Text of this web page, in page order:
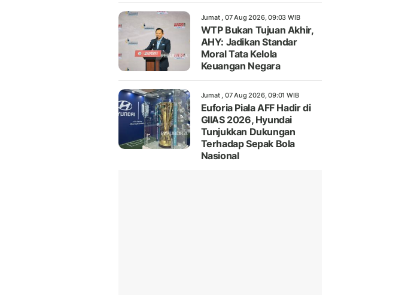
Jumat , 07 Aug 2026, 09:03 WIB
WTP Bukan Tujuan Akhir,
AHY: Jadikan Standar
Moral Tata Kelola
Keuangan Negara
Jumat , 07 Aug 2026, 09:01 WIB
Euforia Piala AFF Hadir di
GIIAS 2026, Hyundai
Tunjukkan Dukungan
Terhadap Sepak Bola
Nasional